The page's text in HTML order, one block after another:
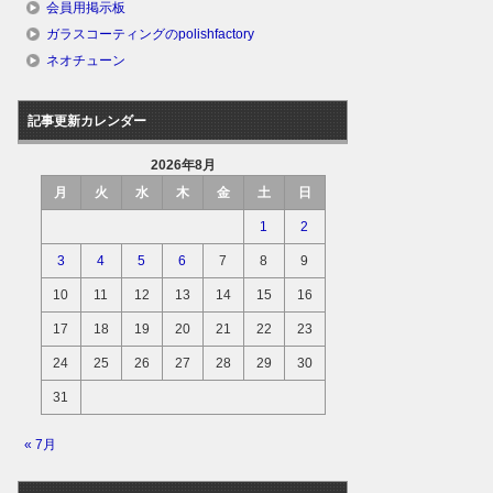
会員用掲示板
ガラスコーティングのpolishfactory
ネオチューン
記事更新カレンダー
2026年8月
月
火 水 木 金 土 日
1 2
3 4 5 6 7 8 9
10 11 12 13 14 15 16
17 18 19 20 21 22 23
24 25 26 27 28 29 30
31
« 7月